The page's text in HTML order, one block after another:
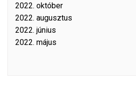
2022. október
2022. augusztus
2022. június
2022. május